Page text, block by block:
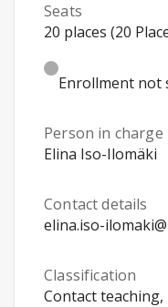
Seats
20 places (20
Enrollment not
Person in charge
Elina Iso-Ilomäki
Contact details
elina.iso-
Classification
Contact